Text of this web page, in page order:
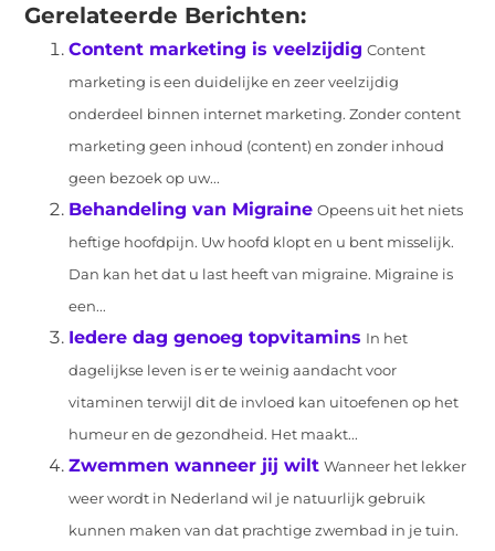
Gerelateerde Berichten:
Content marketing is veelzijdig Content
marketing is een duidelijke en zeer veelzijdig
onderdeel binnen internet marketing. Zonder content
marketing geen inhoud (content) en zonder inhoud
geen bezoek op uw...
Behandeling van Migraine Opeens uit het niets
heftige hoofdpijn. Uw hoofd klopt en u bent misselijk.
Dan kan het dat u last heeft van migraine. Migraine is
een...
Iedere dag genoeg topvitamins In het
dagelijkse leven is er te weinig aandacht voor
vitaminen terwijl dit de invloed kan uitoefenen op het
humeur en de gezondheid. Het maakt...
Zwemmen wanneer jij wilt Wanneer het lekker
weer wordt in Nederland wil je natuurlijk gebruik
kunnen maken van dat prachtige zwembad in je tuin.